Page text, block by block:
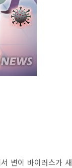
변이 바이러스가 새